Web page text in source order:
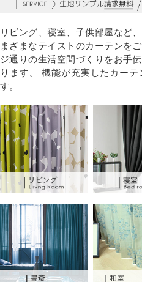
リビング、寝室、子供部屋など
まざまなテイストのカーテンを
ジ通りの生活空間づくりをお手
ります。 機能が充実したカー
す。